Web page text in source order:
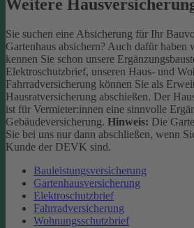
Weitere
Sie suchen eine Absicherung für Ihr
Gartenhaus absichern? Auch dafür
kennen Sie schon unsere
Elektroschutzbrief, unseren Haus- und
Fahrradversicherung können Sie als
Hausratversicherung abschießen. Der
ist für Vermieter:innen eine sinnvolle
Gebäudeversicherung. Hinweis: Die
Sie bei uns nur dann abschließen, wenn
Kunde der DEVK sind.
Bauleistungsversicherung
Gartenhausversicherung
Elektroschutzbrief
Fahrradversicherung
Wohnungsschutzbrief